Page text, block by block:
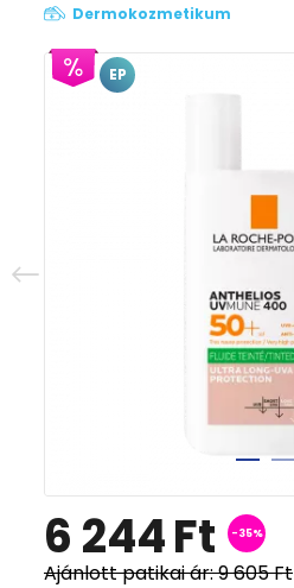
Dermokozmetikum
EP
6 244Ft -35%
Ajánlott patikai ár:9 605Ft